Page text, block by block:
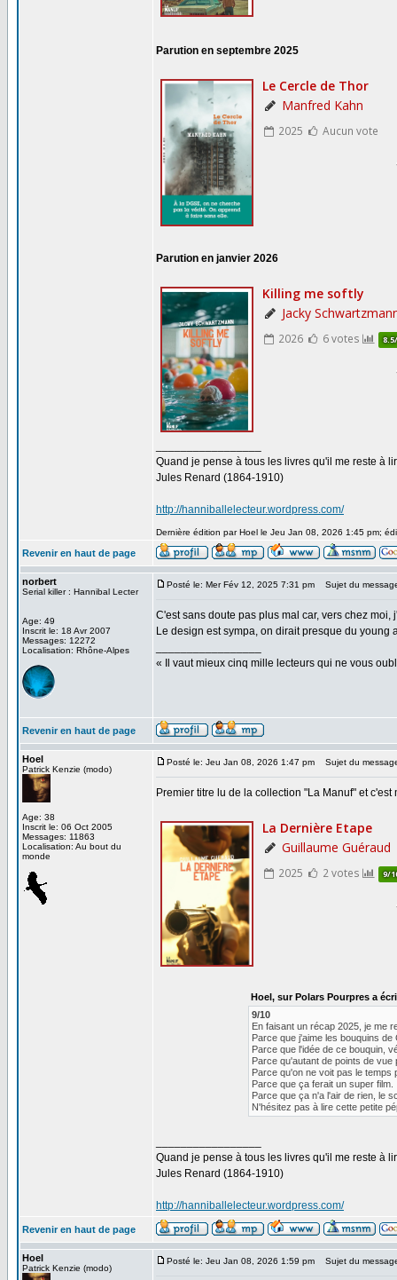
Parution en septembre 2025
Parution en janvier 2026
Quand je pense à tous les livres qu'il me reste à
Jules Renard (1864-1910)
http://hanniballelecteur.wordpress.com/
Dernière édition par Hoel le Jeu Jan 08, 2026 1:45 pm;
Revenir en haut de page
norbert
Serial killer : Hannibal Lecter
Age: 49
Inscrit le: 18 Avr 2007
Messages: 12272
Localisation: Rhône-Alpes
Posté le: Mer Fév 12, 2025 7:31 pm Sujet du
C'est sans doute pas plus mal car, vers chez
Le design est sympa, on dirait presque du
« Il vaut mieux cinq mille lecteurs qui ne vous
Revenir en haut de page
Hoel
Patrick Kenzie (modo)
Age: 38
Inscrit le: 06 Oct 2005
Messages: 11863
Localisation: Au bout du
monde
Posté le: Jeu Jan 08, 2026 1:47 pm Sujet du
Premier titre lu de la collection "La Manuf" et
Hoel, sur Polars Pourpres a
9/10
En faisant un récap 2025, je me
Parce que j'aime les bouquins
Parce que l'idée de ce bouquin,
Parce qu'autant de points de
Parce qu'on ne voit pas le temps
Parce que ça ferait un super film.
Parce que ça n'a l'air de rien, le
N'hésitez pas à lire cette petite
Quand je pense à tous les livres qu'il me reste à
Jules Renard (1864-1910)
http://hanniballelecteur.wordpress.com/
Revenir en haut de page
Hoel
Patrick Kenzie (modo)
Posté le: Jeu Jan 08, 2026 1:59 pm Sujet du